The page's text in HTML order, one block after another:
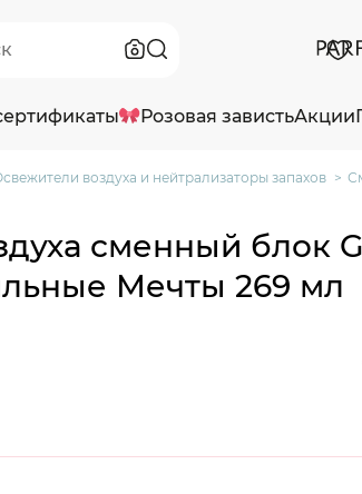
Розовая завистьАкции
воздуха и нейтрализаторы запахов
сменный блок
Мечты 269 мл